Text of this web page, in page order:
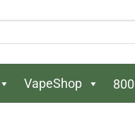
VapeShop